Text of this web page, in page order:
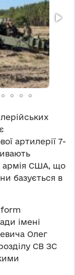
артилерії 7-
армія США, що
базується в
імені
Олег
СВ ЗС